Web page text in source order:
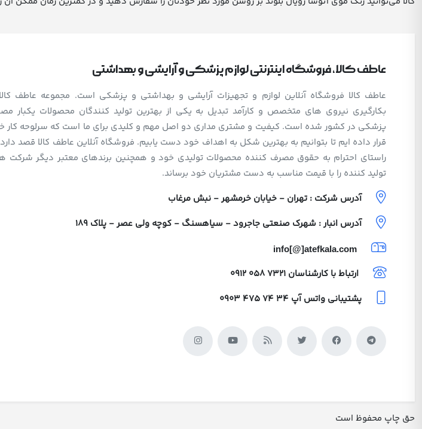
عاطف کالا، فروشگاه اینترنتی لوازم پزشکی و آرایشی و بهداشتی
عاطف کالا فروشگاه آنلاین لوازم و تجهیزات آرایشی و بهداشتی و پزشکی است. مجموعه عاطف
بکارگیری نیروی های متخصص و کارآمد تبدیل به یکی از بهترین تولید کنندگان محصولات یکبار
پزشکی در کشور شده است. کیفیت و مشتری مداری دو اصل مهم و کلیدی برای ما است که سرلوحه کار
قرار داده ایم تا بتوانیم به بهترین شکل به اهداف خود دست یابیم. فروشگاه آنلاین عاطف کالا قصد
راستای احترام به حقوق مصرف کننده محصولات تولیدی خود و همچنین برندهای معتبر دیگر شرکت
تولید کننده را با قیمت مناسب به دست مشتریان خود برساند.
آدرس شرکت : تهران - خیابان خرمشهر - نبش مرغاب
آدرس انبار : شهرک صنعتی جاجرود - سیاهسنگ - کوچه ولی عصر - پلاک 189
info[@]atefkala.com
ارتباط با کارشناسان 0912 058 7321
پشتیبانی واتس آپ 0903 475 74 34
حق چاپ محفوظ است